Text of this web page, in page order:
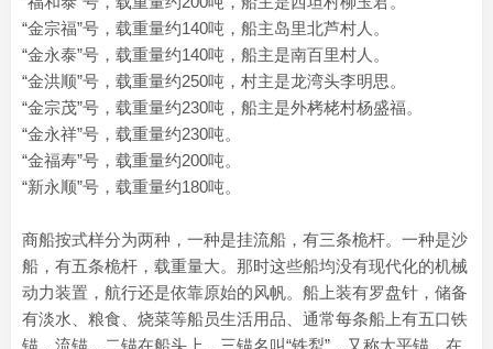
“金宗福”号，载重量约140吨，船主岛里北芦村人。
“金永泰”号，载重量约140吨，船主是南百里村人。
“金洪顺”号，载重量约250吨，村主是龙湾头李明思。
“金宗茂”号，载重量约230吨，船主是外栲栳村杨盛福。
“金永祥”号，载重量约230吨。
“金福寿”号，载重量约200吨。
“新永顺”号，载重量约180吨。
商船按式样分为两种，一种是挂流船，有三条桅杆。一种是沙
船，有五条桅杆，载重量大。那时这些船均没有现代化的机械
动力装置，航行还是依靠原始的风帆。船上装有罗盘针，储备
有淡水、粮食、烧菜等船员生活用品、通常每条船上有五口铁
锚，流锚、二锚在船头上，三锚名叫“铁犁”，又称太平锚，在